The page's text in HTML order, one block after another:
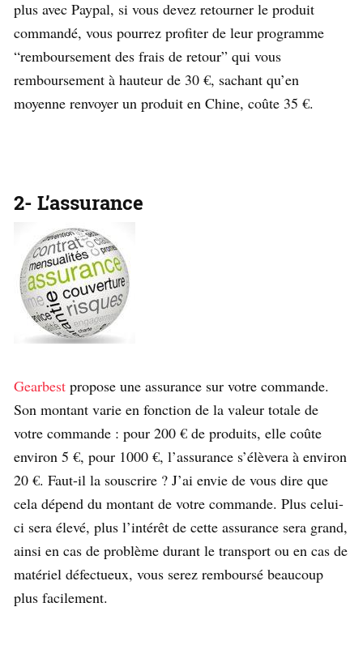
plus avec Paypal, si vous devez retourner le produit
commandé, vous pourrez profiter de leur programme
“remboursement des frais de retour” qui vous
remboursement à hauteur de 30 €, sachant qu’en
moyenne renvoyer un produit en Chine, coûte 35 €.
2- L’assurance
Gearbest propose une assurance sur votre commande.
Son montant varie en fonction de la valeur totale de
votre commande : pour 200 € de produits, elle coûte
environ 5 €, pour 1000 €, l’assurance s’élèvera à environ
20 €. Faut-il la souscrire ? J’ai envie de vous dire que
cela dépend du montant de votre commande. Plus celui-
ci sera élevé, plus l’intérêt de cette assurance sera grand,
ainsi en cas de problème durant le transport ou en cas de
matériel défectueux, vous serez remboursé beaucoup
plus facilement.